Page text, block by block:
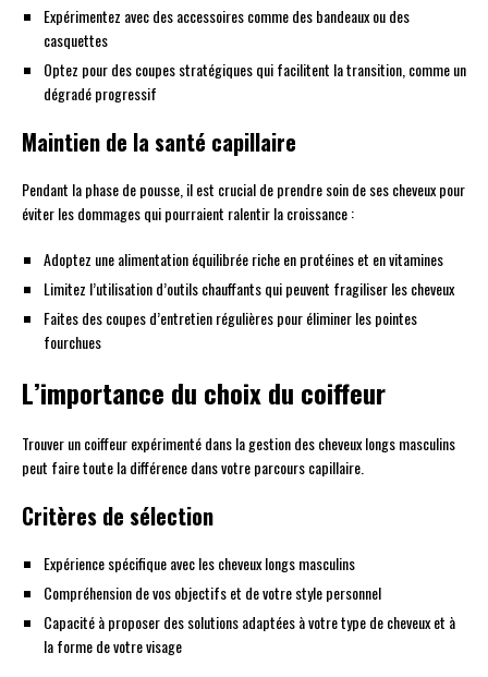
Expérimentez avec des accessoires comme des bandeaux ou des
casquettes
Optez pour des coupes stratégiques qui facilitent la transition, comme un
dégradé progressif
Maintien de la santé capillaire
Pendant la phase de pousse, il est crucial de prendre soin de ses cheveux pour
éviter les dommages qui pourraient ralentir la croissance :
Adoptez une alimentation équilibrée riche en protéines et en vitamines
Limitez l’utilisation d’outils chauffants qui peuvent fragiliser les cheveux
Faites des coupes d’entretien régulières pour éliminer les pointes
fourchues
L’importance du choix du coiffeur
Trouver un coiffeur expérimenté dans la gestion des cheveux longs masculins
peut faire toute la différence dans votre parcours capillaire.
Critères de sélection
Expérience spécifique avec les cheveux longs masculins
Compréhension de vos objectifs et de votre style personnel
Capacité à proposer des solutions adaptées à votre type de cheveux et à
la forme de votre visage